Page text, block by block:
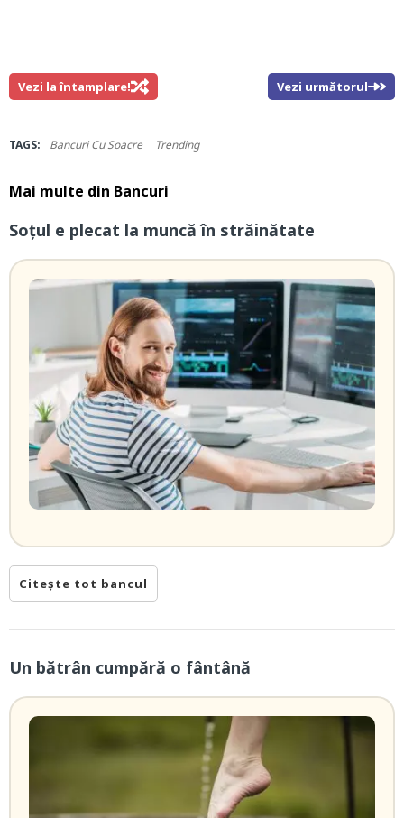
Vezi la întamplare! Vezi următorul
TAGS: Bancuri Cu Soacre Trending
Mai multe din Bancuri
Soțul e plecat la muncă în străinătate
Citește tot bancul
Un bătrân cumpără o fântână